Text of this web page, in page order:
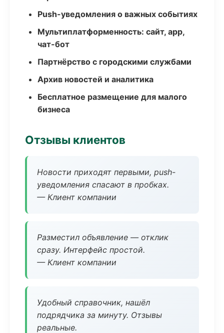
Push-уведомления о важных событиях
Мультиплатформенность: сайт, app,
чат-бот
Партнёрство с городскими службами
Архив новостей и аналитика
Бесплатное размещение для малого
бизнеса
Отзывы клиентов
Новости приходят первыми, push-
уведомления спасают в пробках.
— Клиент компании
Разместил объявление — отклик
сразу. Интерфейс простой.
— Клиент компании
Удобный справочник, нашёл
подрядчика за минуту. Отзывы
реальные.